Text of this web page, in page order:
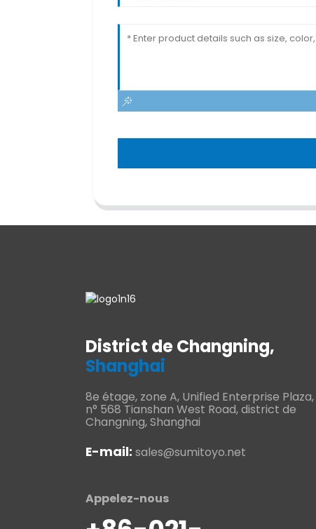
District de Changning,
Shanghai
8e étage, zone A, Unified Enterprise Plaza,
n° 568 Tianshan West Road, district de
Changning, Shanghai
E-mail: sales@sumitoyo.net
Appelez-nous